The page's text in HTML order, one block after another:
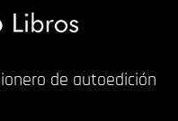
de autoedición